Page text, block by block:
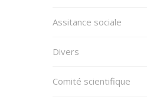
Assitance sociale
Divers
Comité scientifique